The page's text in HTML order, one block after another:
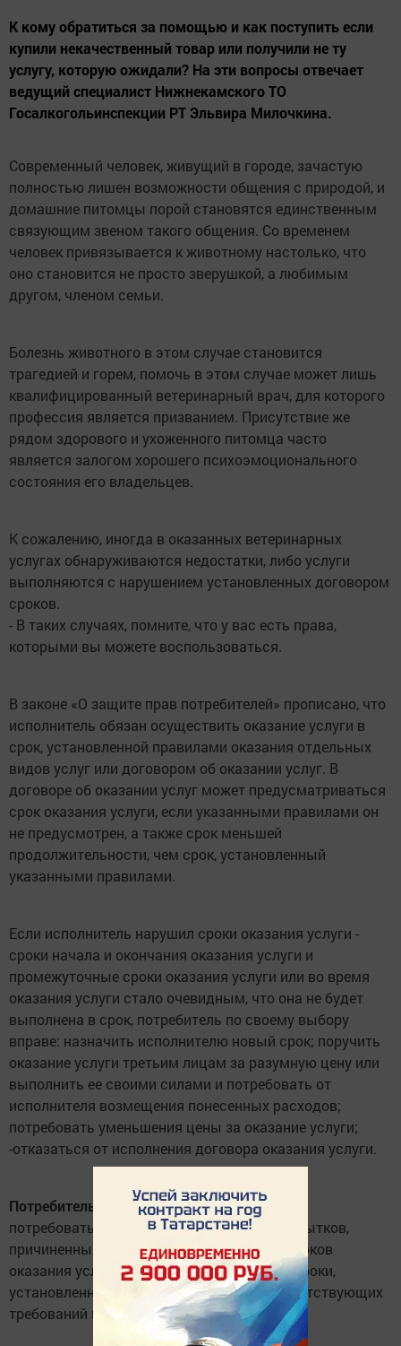
К кому обратиться за помощью и как поступить если
купили некачественный товар или получили не ту
услугу, которую ожидали? На эти вопросы отвечает
ведущий специалист Нижнекамского ТО
Госалкогольинспекции РТ Эльвира Милочкина.
Современный человек, живущий в городе, зачастую
полностью лишен возможности общения с природой, и
домашние питомцы порой становятся единственным
связующим звеном такого общения. Со временем
человек привязывается к животному настолько, что
оно становится не просто зверушкой, а любимым
другом, членом семьи.
Болезнь животного в этом случае становится
трагедией и горем, помочь в этом случае может лишь
квалифицированный ветеринарный врач, для которого
профессия является призванием. Присутствие же
рядом здорового и ухоженного питомца часто
является залогом хорошего психоэмоционального
состояния его владельцев.
К сожалению, иногда в оказанных ветеринарных
услугах обнаруживаются недостатки, либо услуги
выполняются с нарушением установленных договором
сроков.
- В таких случаях, помните, что у вас есть права,
которыми вы можете воспользоваться.
В законе «О защите прав потребителей» прописано, что
исполнитель обязан осуществить оказание услуги в
срок, установленной правилами оказания отдельных
видов услуг или договором об оказании услуг. В
договоре об оказании услуг может предусматриваться
срок оказания услуги, если указанными правилами он
не предусмотрен, а также срок меньшей
продолжительности, чем срок, установленный
указанными правилами.
Если исполнитель нарушил сроки оказания услуги -
сроки начала и окончания оказания услуги и
промежуточные сроки оказания услуги или во время
оказания услуги стало очевидным, что она не будет
выполнена в срок, потребитель по своему выбору
вправе: назначить исполнителю новый срок; поручить
оказание услуги третьим лицам за разумную цену или
выполнить ее своими силами и потребовать от
исполнителя возмещения понесенных расходов;
потребовать уменьшения цены за оказание услуги;
-отказаться от исполнения договора оказания услуги.
Потребитель вправе
потребовать также полного возмещения убытков,
причиненных ему в связи с нарушением сроков
оказания услуги. Убытки возмещаются в сроки,
установленные для удовлетворения соответствующих
требований потребителя.